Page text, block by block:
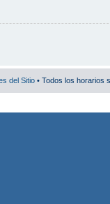
del Sitio • Todos los horarios